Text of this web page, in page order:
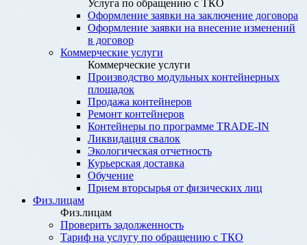
Услуга по обращению с ТКО
Оформление заявки на заключение договора
Оформление заявки на внесение изменений
в договор
Коммерческие услуги
Коммерческие услуги
Производство модульных контейнерных
площадок
Продажа контейнеров
Ремонт контейнеров
Контейнеры по программе TRADE-IN
Ликвидация свалок
Экологическая отчетность
Курьерская доставка
Обучение
Прием вторсырья от физических лиц
Физ.лицам
Физ.лицам
Проверить задолженность
Тариф на услугу по обращению с ТКО